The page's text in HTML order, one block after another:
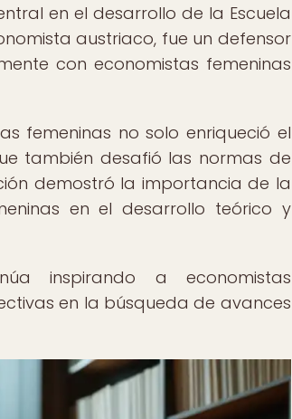
en el desarrollo de la Escuela
austriaco, fue un defensor
con economistas femeninas
femeninas no solo enriqueció el
también desafió las normas de
demostró la importancia de la
en el desarrollo teórico y
inspirando a economistas
en la búsqueda de avances